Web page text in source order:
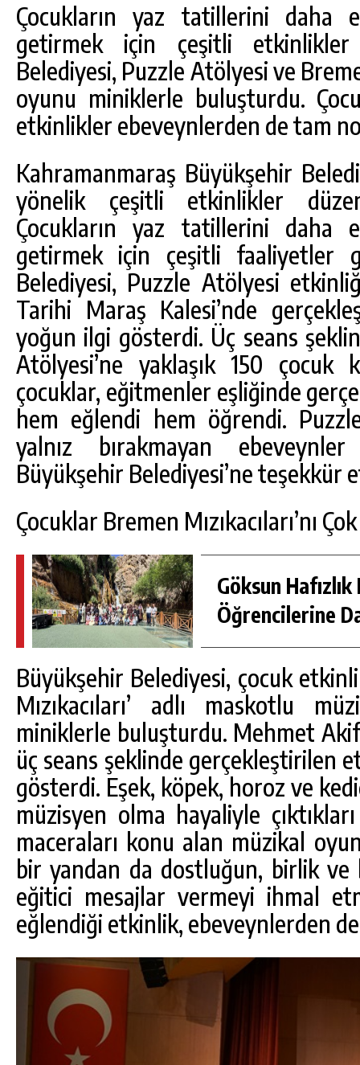
Çocukların yaz tatillerini daha
getirmek için çeşitli etkinlikler
Belediyesi, Puzzle Atölyesi ve
oyunu miniklerle buluşturdu.
etkinlikler ebeveynlerden de tam
Kahramanmaraş Büyükşehir
yönelik çeşitli etkinlikler
Çocukların yaz tatillerini daha
getirmek için çeşitli faaliyetler
Belediyesi, Puzzle Atölyesi
Tarihi Maraş Kalesi’nde
yoğun ilgi gösterdi. Üç seans
Atölyesi’ne yaklaşık 150 çocuk
çocuklar, eğitmenler eşliğinde
hem eğlendi hem öğrendi.
yalnız bırakmayan
Büyükşehir Belediyesi’ne teşekkür
Çocuklar Bremen Mızıkacıları’nı
Göksun Hafızlık
Öğrencilerine
Büyükşehir Belediyesi, çocuk
Mızıkacıları’ adlı maskotlu
miniklerle buluşturdu. Mehmet
üç seans şeklinde gerçekleştirilen
gösterdi. Eşek, köpek, horoz ve
müzisyen olma hayaliyle
maceraları konu alan müzikal
bir yandan da dostluğun, birlik
eğitici mesajlar vermeyi ihmal
eğlendiği etkinlik, ebeveynlerden
GÜNLÜK HABER AKIŞI
GÖKSUN HAFIZLIK KIZ KUR’AN KURSU
ÖĞRENCILERINE DARENDE GEZISI.